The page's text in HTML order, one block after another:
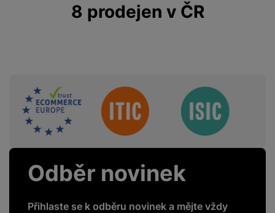
8 prodejen v ČR
Sdružení
Odběr novinek
Přihlaste se k odběru novinek a mějte vždy